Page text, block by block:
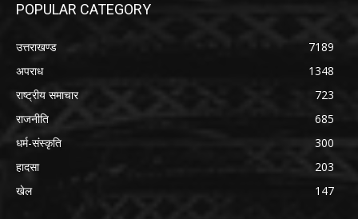
POPULAR CATEGORY
उत्तराखण्ड
7189
अपराध
1348
राष्ट्रीय समाचार
723
राजनीति
685
धर्म-संस्कृति
300
हादसा
203
खेल
147